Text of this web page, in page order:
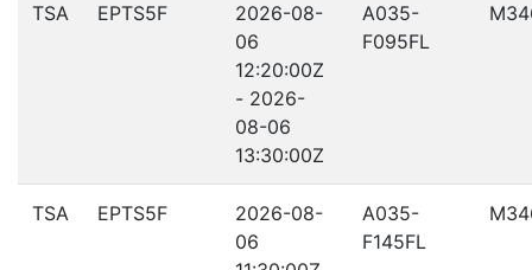
TSA EPTS5F
2026-08-
06
12:20:00Z
- 2026-
08-06
13:30:00Z
A035-
F095FL
TSA EPTS5F
2026-08-
06
A035-
F145FL